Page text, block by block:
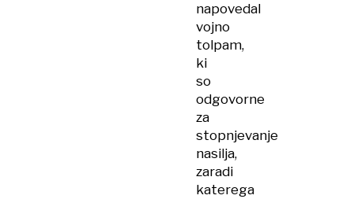
napovedal
vojno
tolpam,
ki
so
odgovorne
za
stopnjevanje
nasilja,
zaradi
katerega